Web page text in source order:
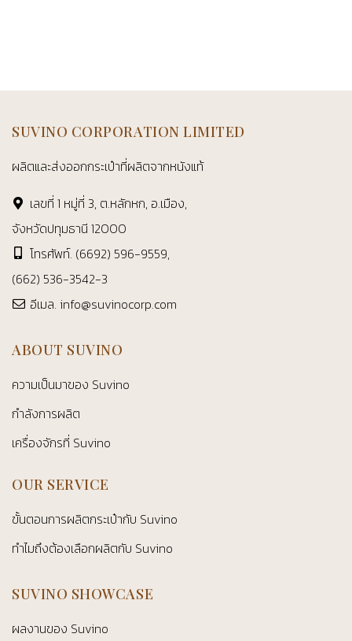
SUVINO CORPORATION LIMITED
ผลิตและส่งออกกระเป๋าที่ผลิตจากหนังแท้
เลขที่ 1 หมู่ที่ 3, ต.หลักหก, อ.เมือง,
จังหวัดปทุมธานี 12000
โทรศัพท์. (6692) 596-9559,
(662) 536-3542-3
อีเมล. info@suvinocorp.com
ABOUT SUVINO
ความเป็นมาของ Suvino
กำลังการผลิต
เครื่องจักรที่ Suvino
OUR SERVICE
ขั้นตอนการผลิตกระเป๋ากับ Suvino
ทำไมถึงต้องเลือกผลิตกับ Suvino
SUVINO SHOWCASE
ผลงานของ Suvino